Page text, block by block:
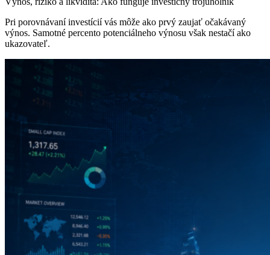
Pri porovnávaní investícií vás môže ako prvý zaujať očakávaný
výnos. Samotné percento potenciálneho výnosu však nestačí ako
ukazovateľ.